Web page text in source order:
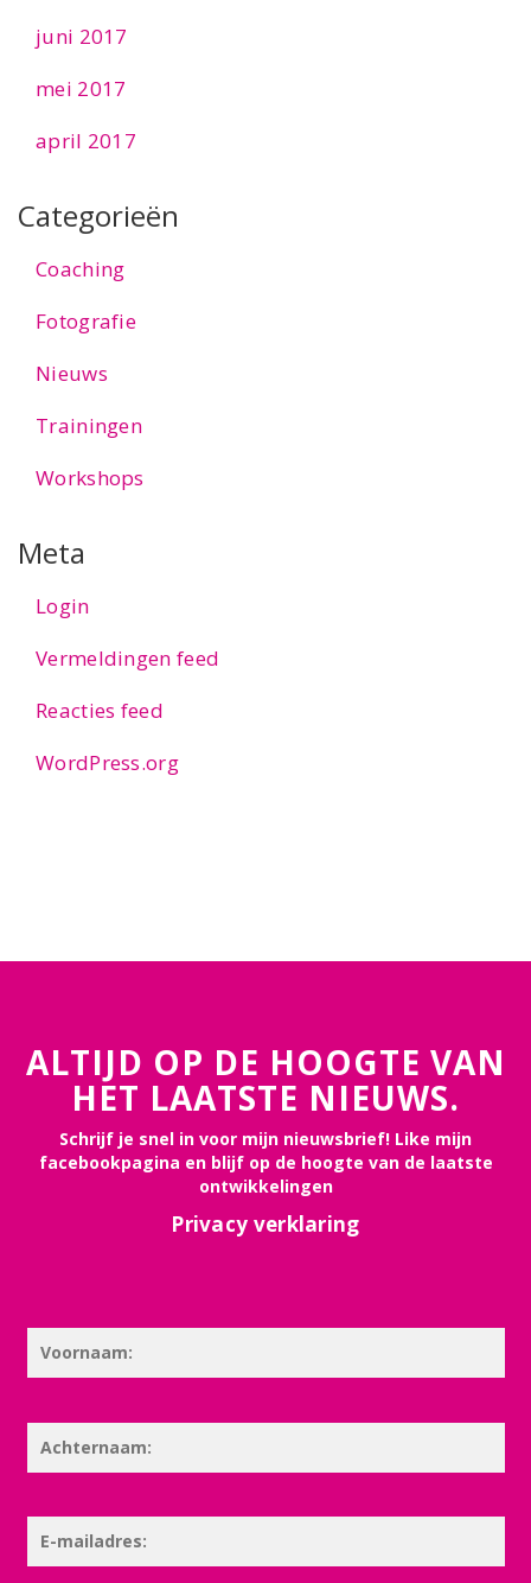
juni 2017
mei 2017
april 2017
Categorieën
Coaching
Fotografie
Nieuws
Trainingen
Workshops
Meta
Login
Vermeldingen feed
Reacties feed
WordPress.org
ALTIJD OP DE HOOGTE VAN
HET LAATSTE NIEUWS.
Schrijf je snel in voor mijn nieuwsbrief! Like mijn
facebookpagina en blijf op de hoogte van de laatste
ontwikkelingen
Privacy verklaring